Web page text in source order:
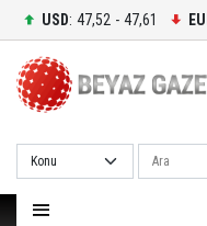
USD: 47,52 - 47,61
Ara